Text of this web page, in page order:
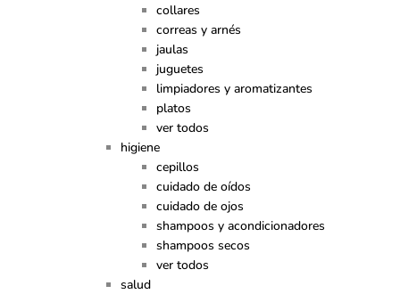
collares
correas y arnés
jaulas
juguetes
limpiadores y aromatizantes
platos
ver todos
higiene
cepillos
cuidado de oídos
cuidado de ojos
shampoos y acondicionadores
shampoos secos
ver todos
salud